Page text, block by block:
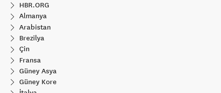
HBR.ORG
Almanya
Arabistan
Brezilya
Çin
Fransa
Güney Asya
Güney Kore